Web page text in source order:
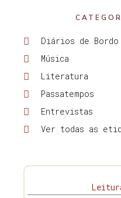
Diários de Bordo
Música
Literatura
Passatempos
Entrevistas
Ver todas as